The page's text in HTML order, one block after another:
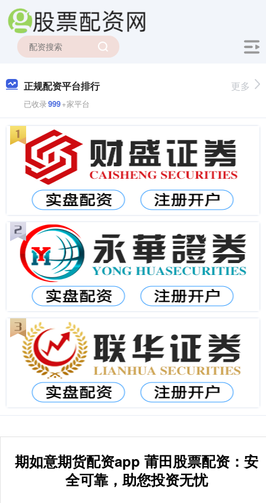
正规配资平台排行
已收录999+家平台
更多
期如意期货配资app 莆田股票配资：安
全可靠，助您投资无忧